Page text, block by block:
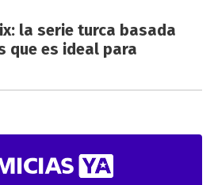
la serie turca basada
que es ideal para